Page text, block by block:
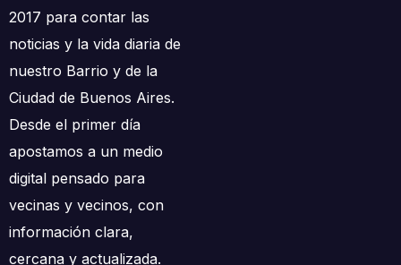
2017 para contar las
noticias y la vida diaria de
nuestro Barrio y de la
Ciudad de Buenos Aires.
Desde el primer día
apostamos a un medio
digital pensado para
vecinas y vecinos, con
información clara,
cercana y actualizada.